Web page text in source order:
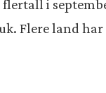
i
Flere land